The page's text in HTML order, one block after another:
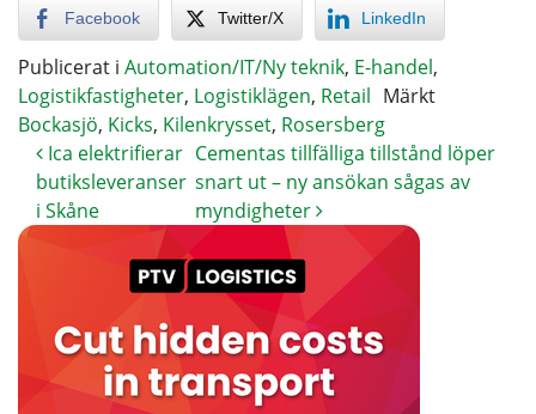
Facebook Twitter/X LinkedIn
Publicerat i Automation/IT/Ny teknik, E-handel,
Logistikfastigheter, Logistiklägen, Retail Märkt
Bockasjö, Kicks, Kilenkrysset, Rosersberg
Ica elektrifierar
butiksleveranser
i Skåne
Cementas tillfälliga tillstånd löper
snart ut – ny ansökan sågas av
myndigheter